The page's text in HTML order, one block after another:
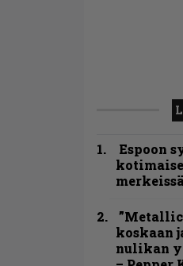
Espoon
koskaan
nulikan